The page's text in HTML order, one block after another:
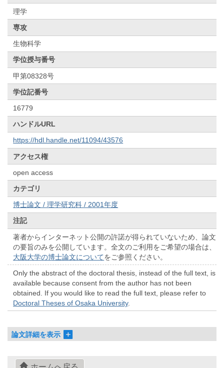
理学
専攻
生物科学
学位授与番号
甲第08328号
学位記番号
16779
ハンドルURL
https://hdl.handle.net/11094/43576
アクセス権
open access
カテゴリ
博士論文 / 理学研究科 / 2001年度
注記
著者からインターネット公開の許諾が得られていないため、論文
の要旨のみを公開しています。全文のご利用をご希望の場合は、
大阪大学の博士論文についてをご参照ください。
Only the abstract of the doctoral thesis, instead of the full text, is
available because consent from the author has not been
obtained. If you would like to read the full text, please refer to
Doctoral Theses of Osaka University.
論文詳細を表示